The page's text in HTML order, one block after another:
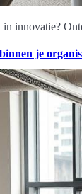
innovatie?
je